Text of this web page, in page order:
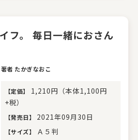
フ。 毎日一緒におさん
著者 たかぎなおこ
【定価】
1,210円（本体1,100円
+税）
【発売日】 2021年09月30日
【サイズ】 Ａ５判